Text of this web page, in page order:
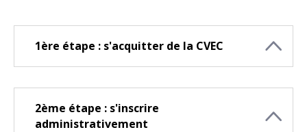
1ère étape : s'acquitter de la CVEC
2ème étape : s'inscrire
administrativement